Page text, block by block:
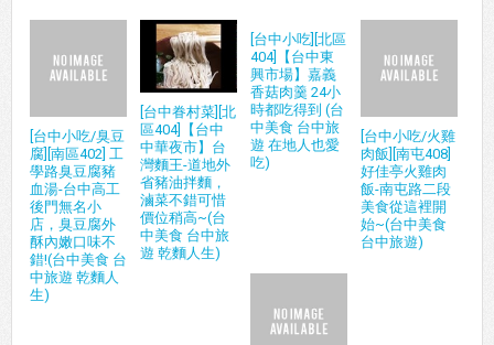
[台中小吃/臭豆
腐][南區402] 工
學路臭豆腐豬
血湯-台中高工
後門無名小
店，臭豆腐外
酥內嫩口味不
錯!(台中美食 台
中旅遊 乾麵人
生)
[台中眷村菜][北
區404]【台中
中華夜市】台
灣麵王-道地外
省豬油拌麵，
滷菜不錯可惜
價位稍高~(台
中美食 台中旅
遊 乾麵人生)
[台中小吃][北區
404]【台中東
興市場】嘉義
香菇肉羹 24小
時都吃得到 (台
中美食 台中旅
遊 在地人也愛
吃)
[台中小吃/火雞
肉飯][南屯408]
好佳亭火雞肉
飯-南屯路二段
美食從這裡開
始~(台中美食
台中旅遊)